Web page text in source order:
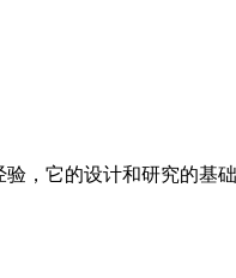
，它的设计和研究的